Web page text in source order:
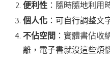
便利性 ：隨時隨地利用
個人化 ：可自行調整文
不佔空間 ：實體書佔收
離，電子書就沒這些煩